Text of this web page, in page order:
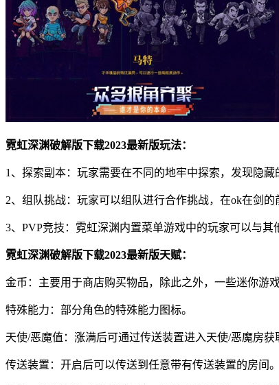
霓虹深渊破解版下载2023最新版玩法：
1、探索副本：玩家需要在不同的地牢中探索，发现隐
2、组队挑战：玩家可以组队进行合作挑战，在ok在剑的
3、PVP竞技：霓虹深渊内置菜单游戏中的玩家可以与其
霓虹深渊破解版下载2023最新版天赋：
金币：主要用于商店购买物品，除此之外，一些迷你游
特殊能力：部分角色的特殊能力图标。
天使/恶魔值：涨满后可通过传送装置进入天使/恶魔房获
传送装置：开启后可以传送到任意带有传送装置的房间。